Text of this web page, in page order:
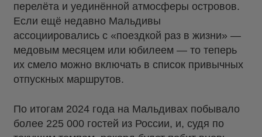
перелёта и уединённой атмосферы островов.
Если ещё недавно Мальдивы
ассоциировались с «поездкой раз в жизни» —
медовым месяцем или юбилеем — то теперь
их смело можно включать в список привычных
отпускных маршрутов.
По итогам 2024 года на Мальдивах побывало
более 225 000 гостей из России, и, судя по